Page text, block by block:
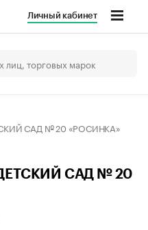
Личный кабинет
САД № 20 «РОСИНКА»
САД № 20